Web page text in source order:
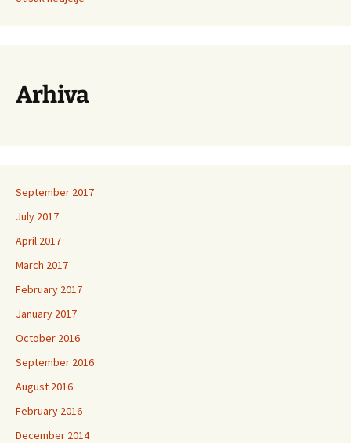
Arhiva
September 2017
July 2017
April 2017
March 2017
February 2017
January 2017
October 2016
September 2016
August 2016
February 2016
December 2014